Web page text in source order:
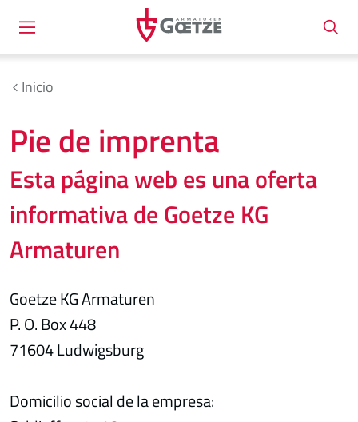
Inicio
Pie de imprenta
Esta página web es una oferta
informativa de Goetze KG
Armaturen
Goetze KG Armaturen
P. O. Box 448
71604 Ludwigsburg
Domicilio social de la empresa: